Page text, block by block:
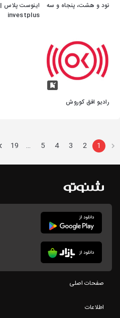
نود و هشت، پنجاه و سه
اینوست پلاس |
investplus
رادیو افق کوروش
1
2
3
4
5
…
19
صفحات اصلی
اطلاعات